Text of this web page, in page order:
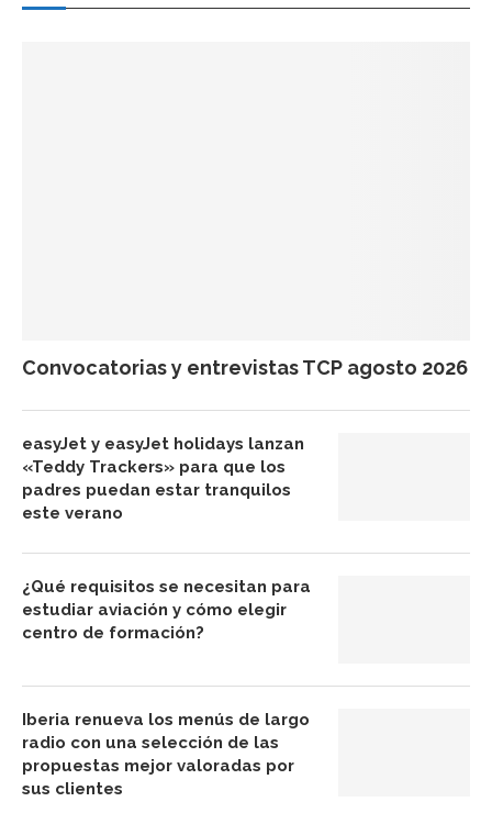
Convocatorias y entrevistas TCP agosto 2026
easyJet y easyJet holidays lanzan
«Teddy Trackers» para que los
padres puedan estar tranquilos
este verano
¿Qué requisitos se necesitan para
estudiar aviación y cómo elegir
centro de formación?
Iberia renueva los menús de largo
radio con una selección de las
propuestas mejor valoradas por
sus clientes